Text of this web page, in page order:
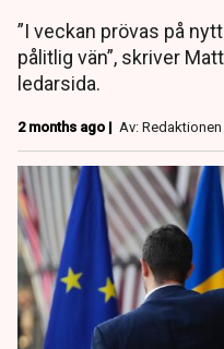
”I veckan prövas på
pålitlig vän”, skriver
ledarsida.
2 months ago | Av: Redaktionen